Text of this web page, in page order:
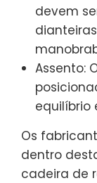
devem
Assento:
equilíbrio
Os
dentro
cadeira de